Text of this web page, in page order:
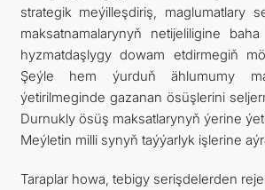
strategik meýilleşdiriş, maglumatlary
maksatnamalarynyň netijeliligine
hyzmatdaşlygy dowam etdirmegiň
Şeýle hem ýurduň ählumumy
ýetirilmeginde gazanan ösüşlerini
Durnukly ösüş maksatlarynyň ýerine
Meýletin milli synyň taýýarlyk işlerine
Taraplar howa, tebigy serişdelerden